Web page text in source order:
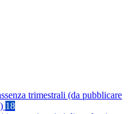
trimestrali (da pubblicare
18